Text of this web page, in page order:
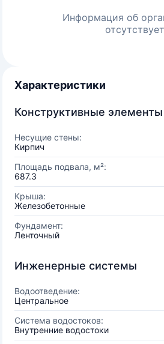
Информация об
отсутствует
Характеристики
Конструктивные элементы
Несущие стены:
Кирпич
Площадь подвала, м²:
687.3
Крыша:
Железобетонные
Фундамент:
Ленточный
Инженерные системы
Водоотведение:
Центральное
Система водостоков:
Внутренние водостоки